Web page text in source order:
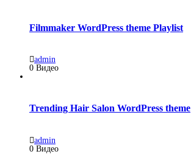
Filmmaker WordPress theme Playlist
admin
0 Видео
Trending Hair Salon WordPress theme
admin
0 Видео